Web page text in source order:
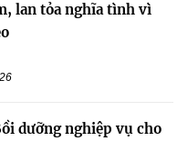
lan tỏa nghĩa tình vì
dưỡng nghiệp vụ cho